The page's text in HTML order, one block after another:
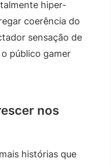
hiper-
coerência do
sensação de
público gamer
nos
histórias que